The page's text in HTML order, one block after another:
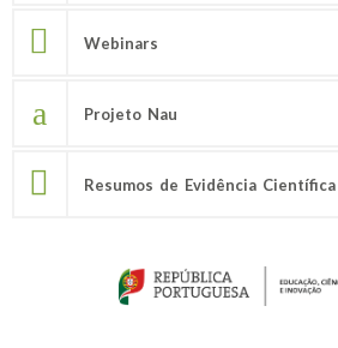
Webinars
Projeto Nau
Resumos de Evidência Científica